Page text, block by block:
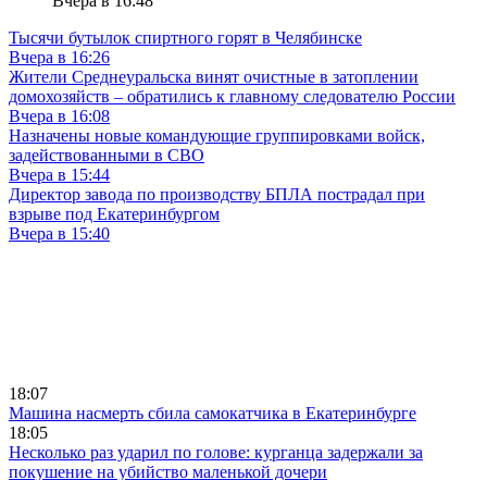
Тысячи бутылок спиртного горят в Челябинске
Вчера в 16:26
Жители Среднеуральска винят очистные в затоплении
домохозяйств – обратились к главному следователю России
Вчера в 16:08
Назначены новые командующие группировками войск,
задействованными в СВО
Вчера в 15:44
Директор завода по производству БПЛА пострадал при
взрыве под Екатеринбургом
Вчера в 15:40
18:07
Машина насмерть сбила самокатчика в Екатеринбурге
18:05
Несколько раз ударил по голове: курганца задержали за
покушение на убийство маленькой дочери